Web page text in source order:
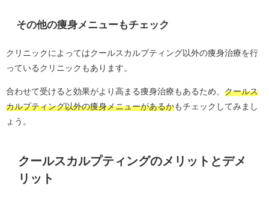
その他の痩身メニューもチェック
クリニックによってはクールスカルプティング以外の痩身治療を行
っているクリニックもあります。
合わせて受けると効果がより高まる痩身治療もあるため、 クールス
カルプティング以外の痩身メニューがあるかもチェックしてみまし
ょう。
クールスカルプティングのメリットとデメ
リット